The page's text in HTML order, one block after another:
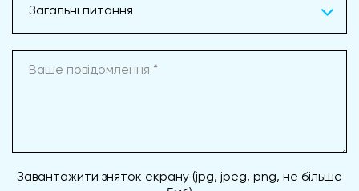
Загальні питання
Завантажити зняток екрану (jpg, jpeg, png, не більше